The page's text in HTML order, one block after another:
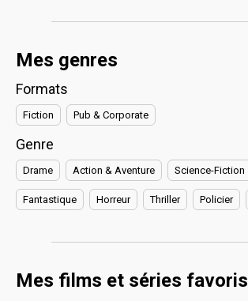
Mes genres
Formats
Fiction Pub & Corporate
Genre
Drame Action & Aventure Science-Fiction
Fantastique Horreur Thriller Policier
Mes films et séries favoris